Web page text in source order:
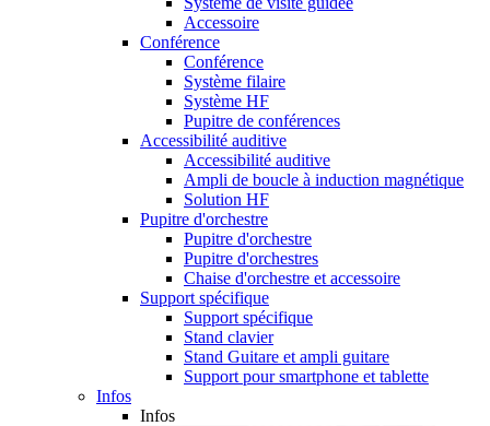
Accessoire
Conférence
Conférence
Système filaire
Système HF
Pupitre de conférences
Accessibilité auditive
Accessibilité auditive
Ampli de boucle à induction magnétique
Solution HF
Pupitre d'orchestre
Pupitre d'orchestre
Pupitre d'orchestres
Chaise d'orchestre et accessoire
Support spécifique
Support spécifique
Stand clavier
Stand Guitare et ampli guitare
Support pour smartphone et tablette
Infos
Infos